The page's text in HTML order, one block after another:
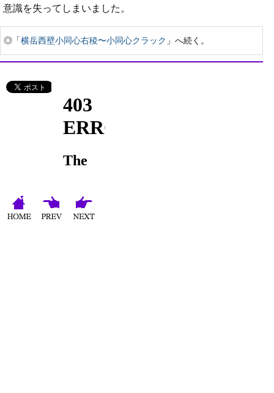
意識を失ってしまいました。
◎「横岳西壁小同心右稜〜小同心クラック 」へ続く。